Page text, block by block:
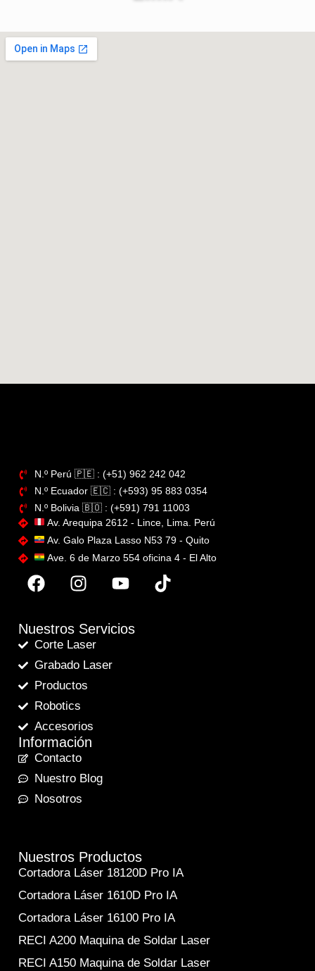
N.º Perú​ 🇵🇪 : (+51) 962 242 042
N.º Ecuador 🇪🇨 : (+593) 95 883 0354
N.º Bolivia 🇧🇴​ : (+591) 791 11003
Av. Arequipa 2612 - Lince, Lima. Perú
Av. Galo Plaza Lasso N53 79 - Quito
Ave. 6 de Marzo 554 oficina 4 - El Alto
Nuestros Servicios
Corte Laser
Grabado Laser
Productos
Robotics
Accesorios
Información
Contacto
Nuestro Blog
Nosotros
Nuestros Productos
Cortadora Láser 18120D Pro IA
Cortadora Láser 1610D Pro IA
Cortadora Láser 16100 Pro IA
RECI A200 Maquina de Soldar Laser
RECI A150 Maquina de Soldar Laser